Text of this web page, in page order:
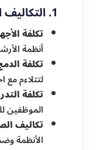
1. التكاليف الاستثمارية
تكلفة
أنظمة
تكلفة
لتتلاءم
تكلفة
الموظفين
تكاليف
الأنظمة